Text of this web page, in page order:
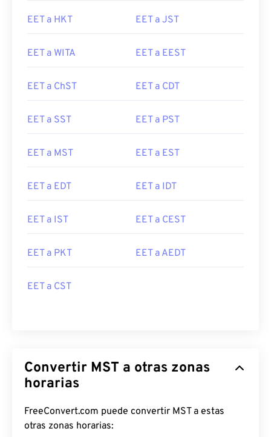
EET a HKT EET a JST
EET a WITA EET a EEST
EET a ChST EET a CDT
EET a SST EET a PST
EET a MST EET a EST
EET a EDT EET a IDT
EET a IST EET a CEST
EET a PKT EET a AEDT
EET a CST
Convertir MST a otras zonas
horarias
FreeConvert.com puede convertir MST a estas
otras zonas horarias: